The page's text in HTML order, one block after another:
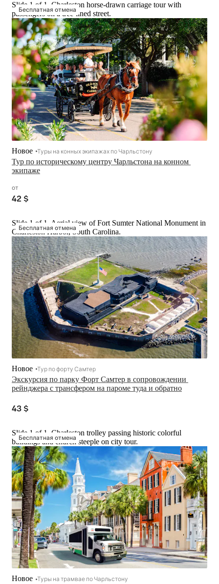
Бесплатная отмена
Slide 1 of 1, Charleston horse-drawn carriage tour with
passengers on a tree-lined street.
Тур по историческому центру Чарльстона на конном
экипаже
Новое Туры на конных экипажах по Чарльстону
от
42 $
Бесплатная отмена
Slide 1 of 1, Aerial view of Fort Sumter National Monument in
Charleston Harbor, South Carolina.
Экскурсия по парку Форт Самтер в сопровождении
рейнджера с трансфером на пароме туда и обратно
Новое Тур по форту Самтер
43 $
Бесплатная отмена
Slide 1 of 1, Charleston trolley passing historic colorful
buildings and church steeple on city tour.
Новое Туры на трамвае по Чарльстону